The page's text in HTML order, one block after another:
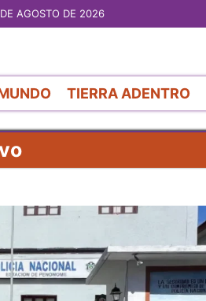
AGOSTO DE 2026
TIERRA ADENTRO